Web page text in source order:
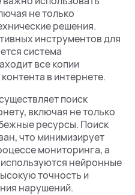
не только
решения.
инструментов для
система
все копии
в интернете.
поиск
включая не только
ресурсы. Поиск
что минимизирует
мониторинга, а
нейронные
точность и
нарушений.